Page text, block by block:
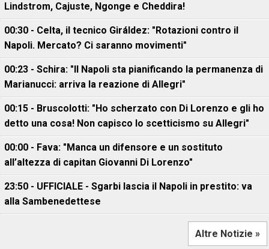
Lindstrom, Cajuste, Ngonge e Cheddira!
00:30 - Celta, il tecnico Giráldez: "Rotazioni contro il
Napoli. Mercato? Ci saranno movimenti"
00:23 - Schira: "Il Napoli sta pianificando la permanenza di
Marianucci: arriva la reazione di Allegri"
00:15 - Bruscolotti: "Ho scherzato con Di Lorenzo e gli ho
detto una cosa! Non capisco lo scetticismo su Allegri"
00:00 - Fava: "Manca un difensore e un sostituto
all’altezza di capitan Giovanni Di Lorenzo"
23:50 - UFFICIALE - Sgarbi lascia il Napoli in prestito: va
alla Sambenedettese
Altre Notizie »